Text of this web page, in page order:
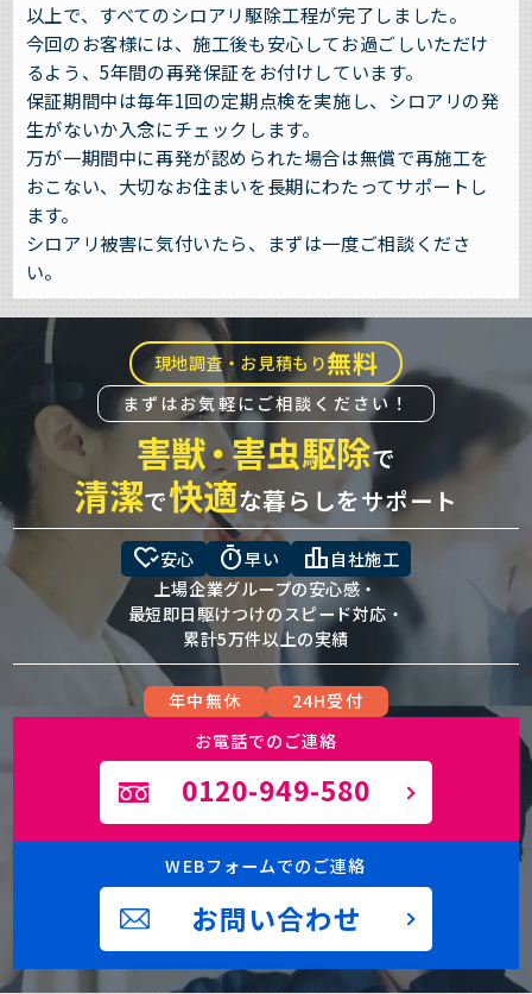
以上で、すべてのシロアリ駆除工程が完了しました。
今回のお客様には、施工後も安心してお過ごしいただけ
るよう、5年間の再発保証をお付けしています。
保証期間中は毎年1回の定期点検を実施し、シロアリの発
生がないか入念にチェックします。
万が一期間中に再発が認められた場合は無償で再施工を
おこない、大切なお住まいを長期にわたってサポートし
ます。
シロアリ被害に気付いたら、まずは一度ご相談くださ
い。
現地調査・お見積もり無料
まずはお気軽にご相談ください！
害獣・害虫駆除で
清潔で快適な暮らしをサポート
heart_check安心 timer早い leaderboard 自社施工
上場企業グループの安心感・
最短即日駆けつけのスピード対応・
累計5万件以上の実績
年中無休
24H受付
お電話でのご連絡
0120-949-580
WEBフォームでのご連絡
お問い合わせ